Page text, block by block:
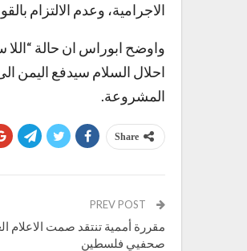
الاجرامية، وعدم الالتزام
واوضح ابوراس ان حالة
احلال السلام سيدفع اليمن
المشروعة.
Share
مقررة أممية تنتقد صمت الاعلام
صحفيي فلسطين